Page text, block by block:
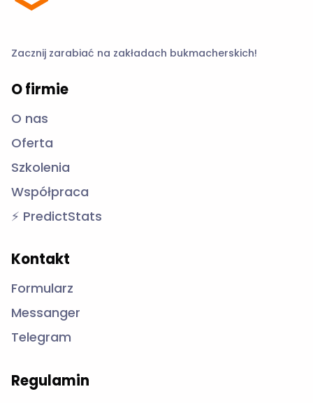
Zacznij zarabiać na zakładach bukmacherskich!
O firmie
O nas
Oferta
Szkolenia
Współpraca
⚡ PredictStats
Kontakt
Formularz
Messanger
Telegram
Regulamin